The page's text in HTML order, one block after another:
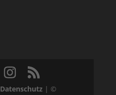
Datenschutz | ©